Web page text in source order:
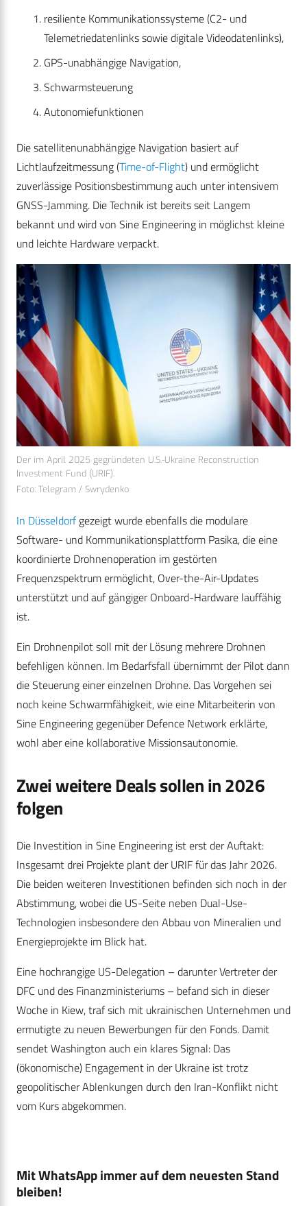
resiliente Kommunikationssysteme (C2- und
Telemetriedatenlinks sowie digitale Videodatenlinks),
GPS-unabhängige Navigation,
Schwarmsteuerung
Autonomiefunktionen
Die satellitenunabhängige Navigation basiert auf
Lichtlaufzeitmessung (Time-of-Flight) und ermöglicht
zuverlässige Positionsbestimmung auch unter intensivem
GNSS-Jamming. Die Technik ist bereits seit Langem
bekannt und wird von Sine Engineering in möglichst kleine
und leichte Hardware verpackt.
Der im April 2025 gegründeten U.S.-Ukraine Reconstruction
Investment Fund (URIF).
Foto: Telegram / Swrydenko
In Düsseldorfgezeigt wurde ebenfalls die modulare
Software- und Kommunikationsplattform Pasika, die eine
koordinierte Drohnenoperation im gestörten
Frequenzspektrum ermöglicht, Over-the-Air-Updates
unterstützt und auf gängiger Onboard-Hardware lauffähig
ist.
Ein Drohnenpilot soll mit der Lösung mehrere Drohnen
befehligen können. Im Bedarfsfall übernimmt der Pilot dann
die Steuerung einer einzelnen Drohne. Das Vorgehen sei
noch keine Schwarmfähigkeit, wie eine Mitarbeiterin von
Sine Engineering gegenüber Defence Network erklärte,
wohl aber eine kollaborative Missionsautonomie.
Zwei weitere Deals sollen in 2026
folgen
Die Investition in Sine Engineering ist erst der Auftakt:
Insgesamt drei Projekte plant der URIF für das Jahr 2026.
Die beiden weiteren Investitionen befinden sich noch in der
Abstimmung, wobei die US-Seite neben Dual-Use-
Technologien insbesondere den Abbau von Mineralien und
Energieprojekte im Blick hat.
Eine hochrangige US-Delegation – darunter Vertreter der
DFC und des Finanzministeriums – befand sich in dieser
Woche in Kiew, traf sich mit ukrainischen Unternehmen und
ermutigte zu neuen Bewerbungen für den Fonds. Damit
sendet Washington auch ein klares Signal: Das
(ökonomische) Engagement in der Ukraine ist trotz
geopolitischer Ablenkungen durch den Iran-Konflikt nicht
vom Kurs abgekommen.
Mit WhatsApp immer auf dem neuesten Stand
bleiben!